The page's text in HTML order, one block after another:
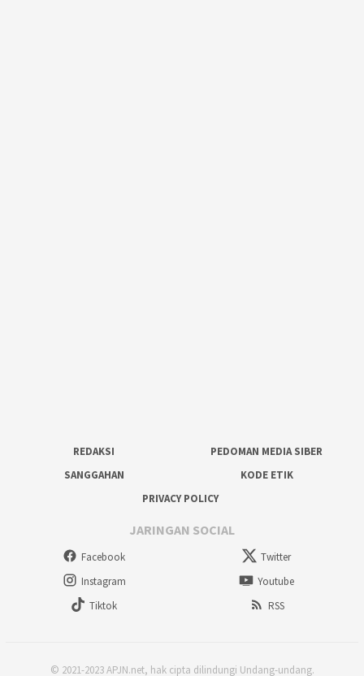
REDAKSI
PEDOMAN MEDIA SIBER
SANGGAHAN
KODE ETIK
PRIVACY POLICY
JARINGAN SOCIAL
Facebook
Twitter
Instagram
Youtube
Tiktok
RSS
© 2021-2023 APJN.net, hak cipta dilindungi Undang-undang.